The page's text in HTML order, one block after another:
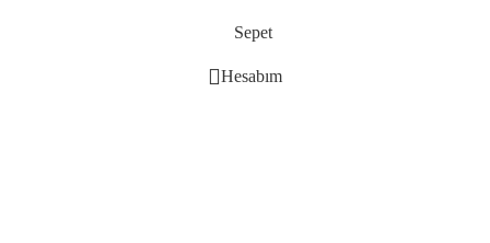
Sepet
Hesabım